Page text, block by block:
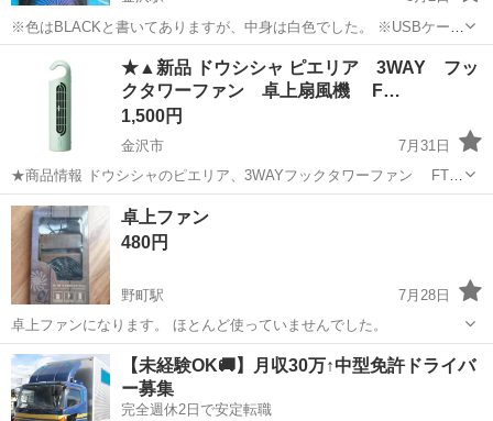
※色はBLACKと書いてありますが、中身は白色でした。 ※USBケーブ
ルが付属してあり、そちらで動きます。 ・風力3段階調整可 ・USBケ
ーブル付き （タイプC） ・ライト機能付き ・ミスト3段階調整 ・
虹色のライトが光...
金沢駅 季節、空調家電
★▲新品 ドウシシャ ピエリア 3WAY フッ
クタワーファン 卓上扇風機 F…
1,500円
金沢市
7月31日
★商品情報 ドウシシャのピエリア、3WAYフックタワーファン FTT-
302U-BL ブルー です。 ●「縦置き」「横置き」「フックがけ」の３
Ｗａｙで使えます ●DCモーター使用 ●２電源対応（USB／AC電源）...
石川 金沢市 季節、空調家電
卓上ファン
480円
野町駅
7月28日
卓上ファンになります。 ほとんど使っていませんでした。
石川 金沢市 野町駅 季節、空調家電
【未経験OK🚚】月収30万↑中型免許ドライバ
ー募集
完全週休2日で安定転職